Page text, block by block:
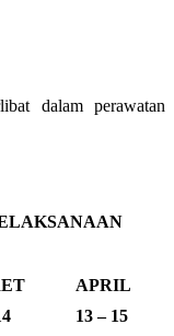
dalam perawatan
APRIL
13 – 15